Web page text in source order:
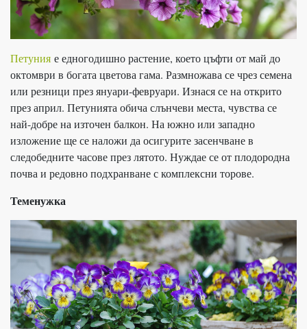
Петуния е едногодишно растение, което цъфти от май до
октомври в богата цветова гама. Размножава се чрез семена
или резници през януари-февруари. Изнася се на открито
през април. Петунията обича слънчеви места, чувства се
най-добре на източен балкон. На южно или западно
изложение ще се наложи да осигурите засенчване в
следобедните часове през лятото. Нуждае се от плодородна
почва и редовно подхранване с комплексни торове.
Теменужка